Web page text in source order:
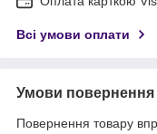
Всі умови оплати
Умови повернення
Повернення товару